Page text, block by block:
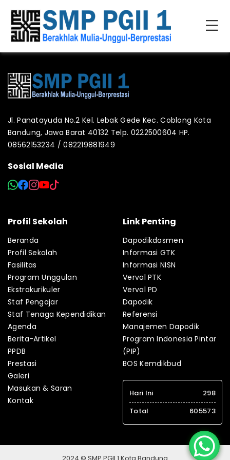
Jl. Panatayuda No.2 Kel. Lebak Gede Kec. Coblong Kota
Bandung, Jawa Barat 40132 Telp. 0222500604 HP.
08562153234 / 082219881949
Sosial Media
Profil Sekolah
Beranda
Profil Sekolah
Fasilitas
Program Unggulan
Ekstrakurikuler
Staf Pengajar
Staf Tenaga Kependidikan
Agenda
Berita-Artikel
PPDB
Prestasi
Galeri
Masukan & Saran
Kontak
Link Penting
Dapodikdasmen
Informasi GTK
Informasi NISN
Verval PTK
Verval PD
Dapodik
Referensi
Manajemen Dapodik
Program Indonesia Pintar
(PIP)
BOS Kemdikbud
Hari Ini
298
Total
605573